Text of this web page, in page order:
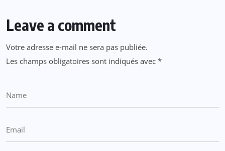
Leave a comment
Votre adresse e-mail ne sera pas publiée.
Les champs obligatoires sont indiqués avec *